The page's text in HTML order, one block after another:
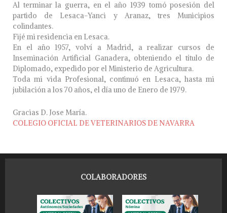
Al terminar la guerra, en el año 1939 tomó posesión del
partido de Lesaca-Yanci y Aranaz, tres Municipios
colindantes.
Fijé mi residencia en Lesaca.
En el año 1957, volví a Madrid, a realizar cursos de
Inseminación Artificial Ganadera, obteniendo el título de
Diplomado, expedido por el Ministerio de Agricultura.
Toda mi vida Profesional, continuó en Lesaca, hasta mi
jubilación a los 70 años, el día uno de Enero de 1979.
Gracias D. Jose María.
COLEGIO OFICIAL DE VETERINARIOS DE NAVARRA
COLABORADORES